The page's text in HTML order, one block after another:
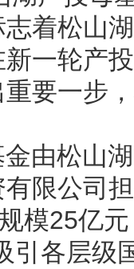
着松山
一轮产
要一步
松山湖
限公司
模25亿
引各层级